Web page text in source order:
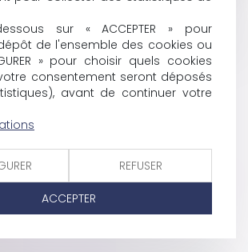
excessifs.
contacter DIVALEX CONSEILS pour
au droit social.
CLAUSSE
sur « ACCEPTER » pour
de l'ensemble des cookies ou
» pour choisir quels cookies
consentement seront déposés
avant de continuer votre
REFUSER
ACCEPTER